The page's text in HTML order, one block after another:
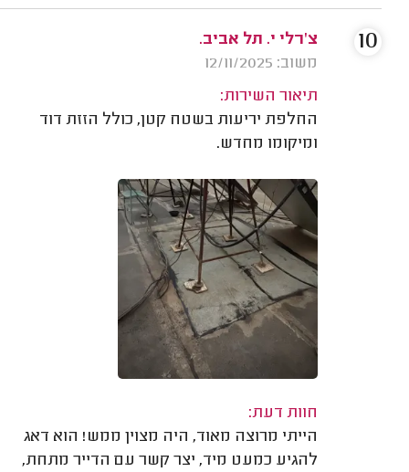
צ'רלי י. תל אביב.
משוב: 12/11/2025
תיאור השירות:
החלפת יריעות בשטח קטן, כולל הזזת דוד
ומיקומו מחדש.
חוות דעת:
הייתי מרוצה מאוד, היה מצוין ממש! הוא דאג
להגיע כמעט מיד, יצר קשר עם הדייר מתחת,
10